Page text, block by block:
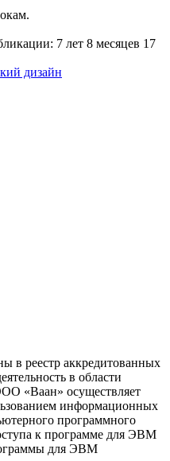
7 лет 8 месяцев 17
дизайн
в реестр аккредитованных
в области
«Ваан» осуществляет
информационных
программного
к программе для ЭВМ
для ЭВМ